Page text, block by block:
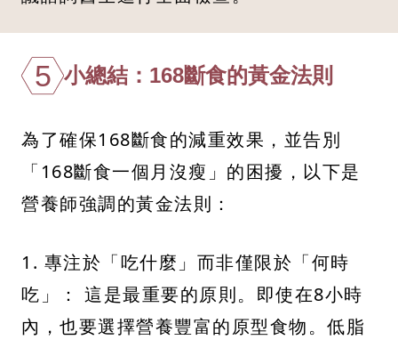
5 小總結：168斷食的黃金法則
為了確保168斷食的減重效果，並告別
「168斷食一個月沒瘦」的困擾，以下是
營養師強調的黃金法則：
1. 專注於「吃什麼」而非僅限於「何時
吃」： 這是最重要的原則。即使在8小時
內，也要選擇營養豐富的原型食物。低脂